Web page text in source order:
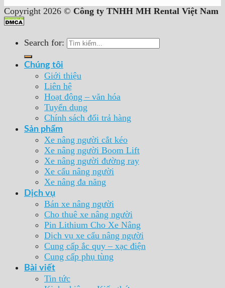
Copyright 2026 © Công ty TNHH MH Rental Việt Nam
Search for:
Chúng tôi
Giới thiệu
Liên hệ
Hoạt động – văn hóa
Tuyển dụng
Chính sách đổi trả hàng
Sản phẩm
Xe nâng người cắt kéo
Xe nâng người Boom Lift
Xe nâng người đường ray
Xe cẩu nâng người
Xe nâng đa năng
Dịch vụ
Bán xe nâng người
Cho thuê xe nâng người
Pin Lithium Cho Xe Nâng
Dịch vụ xe cẩu nâng người
Cung cấp ắc quy – xạc điện
Cung cấp phụ tùng
Bài viết
Tin tức